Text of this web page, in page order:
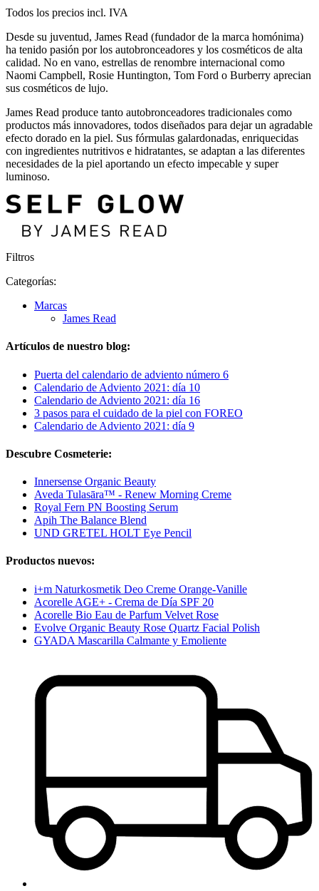
Todos los precios incl. IVA
Desde su juventud, James Read (fundador de la marca homónima)
ha tenido pasión por los autobronceadores y los cosméticos de alta
calidad. No en vano, estrellas de renombre internacional como
Naomi Campbell, Rosie Huntington, Tom Ford o Burberry aprecian
sus cosméticos de lujo.
James Read produce tanto autobronceadores tradicionales como
productos más innovadores, todos diseñados para dejar un agradable
efecto dorado en la piel. Sus fórmulas galardonadas, enriquecidas
con ingredientes nutritivos e hidratantes, se adaptan a las diferentes
necesidades de la piel aportando un efecto impecable y super
luminoso.
Filtros
Categorías:
Marcas
James Read
Artículos de nuestro blog:
Puerta del calendario de adviento número 6
Calendario de Adviento 2021: día 10
Calendario de Adviento 2021: día 16
3 pasos para el cuidado de la piel con FOREO
Calendario de Adviento 2021: día 9
Descubre Cosmeterie:
Innersense Organic Beauty
Aveda Tulasāra™ - Renew Morning Creme
Royal Fern PN Boosting Serum
Apih The Balance Blend
UND GRETEL HOLT Eye Pencil
Productos nuevos:
i+m Naturkosmetik Deo Creme Orange-Vanille
Acorelle AGE+ - Crema de Día SPF 20
Acorelle Bio Eau de Parfum Velvet Rose
Evolve Organic Beauty Rose Quartz Facial Polish
GYADA Mascarilla Calmante y Emoliente